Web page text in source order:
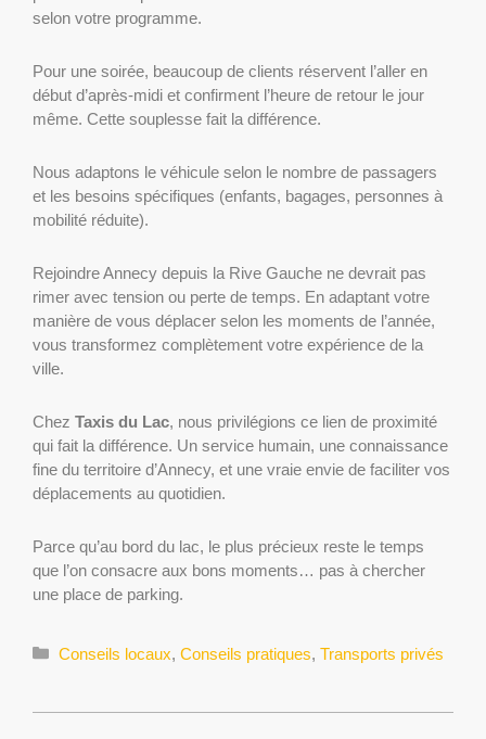
selon votre programme.
Pour une soirée, beaucoup de clients réservent l’aller en
début d’après-midi et confirment l’heure de retour le jour
même. Cette souplesse fait la différence.
Nous adaptons le véhicule selon le nombre de passagers
et les besoins spécifiques (enfants, bagages, personnes à
mobilité réduite).
Rejoindre Annecy depuis la Rive Gauche ne devrait pas
rimer avec tension ou perte de temps. En adaptant votre
manière de vous déplacer selon les moments de l’année,
vous transformez complètement votre expérience de la
ville.
Chez Taxis du Lac, nous privilégions ce lien de proximité
qui fait la différence. Un service humain, une connaissance
fine du territoire d’Annecy, et une vraie envie de faciliter vos
déplacements au quotidien.
Parce qu’au bord du lac, le plus précieux reste le temps
que l’on consacre aux bons moments… pas à chercher
une place de parking.
Catégories
Conseils locaux, Conseils pratiques, Transports privés